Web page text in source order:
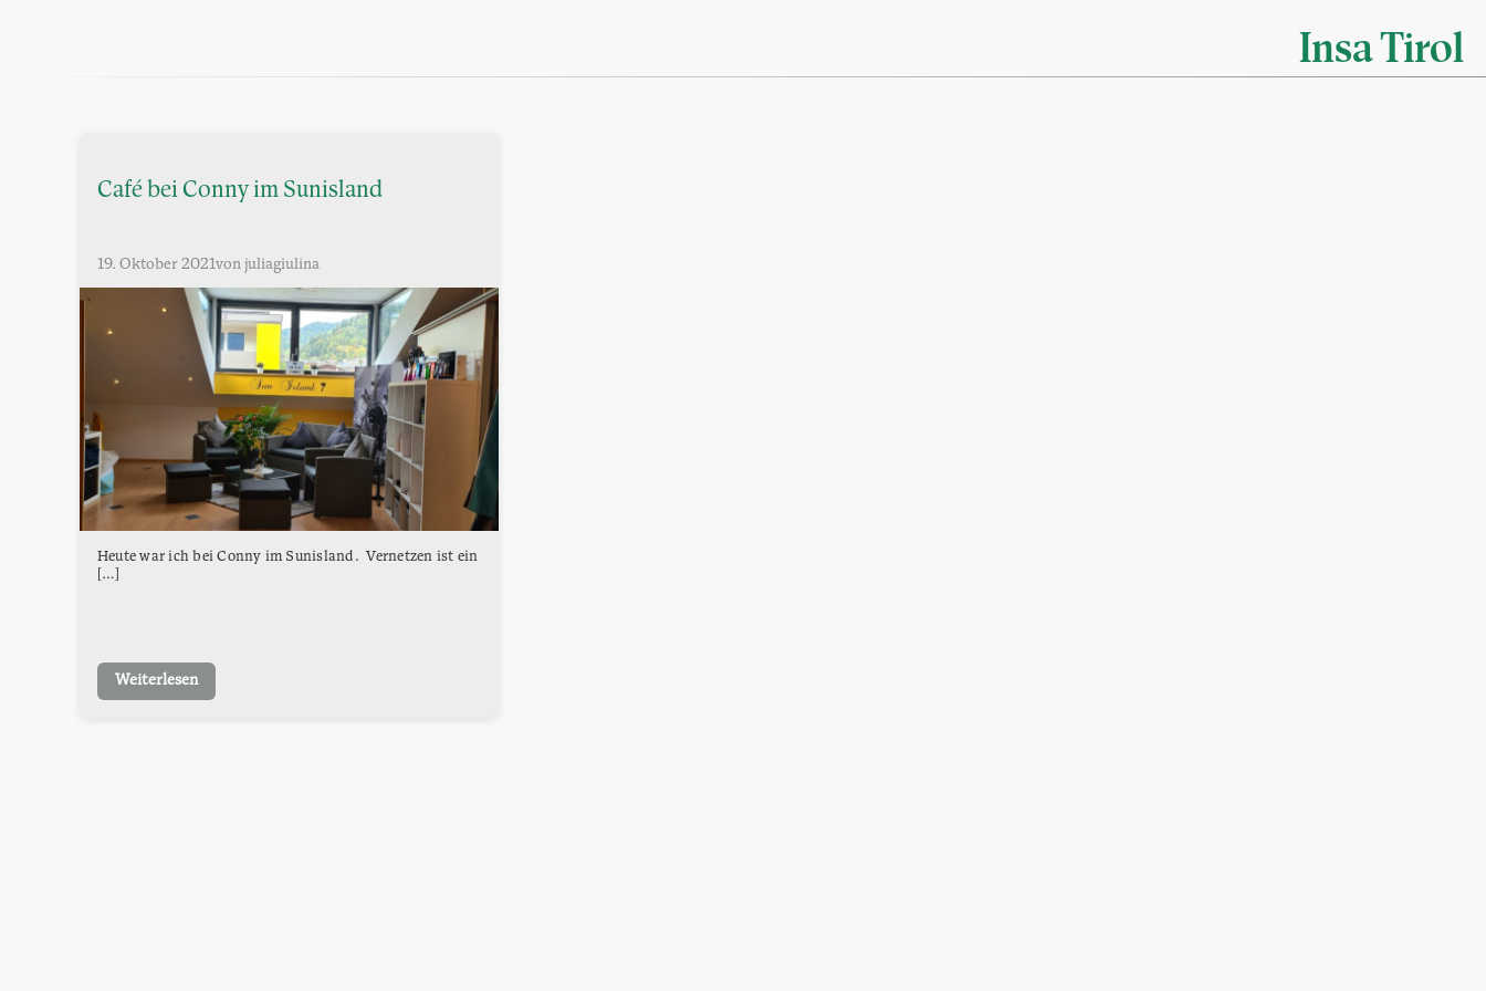
Insa Tirol
Café bei Conny im Sunisland
19. Oktober 2021von juliagiulina
Heute war ich bei Conny im Sunisland. Vernetzen ist ein
[…]
Weiterlesen